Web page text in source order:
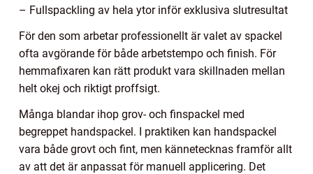
– Fullspackling av hela ytor inför exklusiva slutresultat
För den som arbetar professionellt är valet av spackel
ofta avgörande för både arbetstempo och finish. För
hemmafixaren kan rätt produkt vara skillnaden mellan
helt okej och riktigt proffsigt.
Många blandar ihop grov- och finspackel med
begreppet handspackel. I praktiken kan handspackel
vara både grovt och fint, men kännetecknas framför allt
av att det är anpassat för manuell applicering. Det